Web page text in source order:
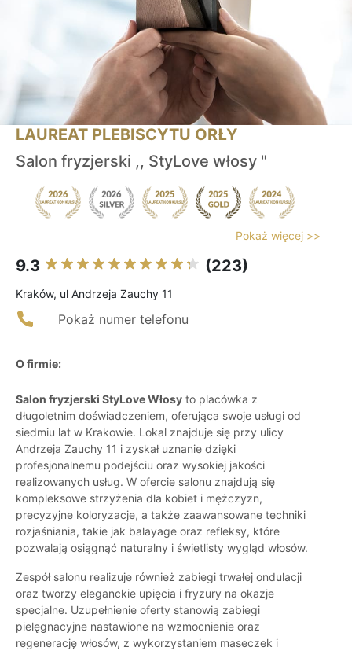
LAUREAT PLEBISCYTU ORŁY
Salon fryzjerski ,, StyLove włosy "
Pokaż więcej >>
9.3 (223)
Kraków, ul Andrzeja Zauchy 11
Pokaż numer telefonu
O firmie:
Salon fryzjerski StyLove Włosy to placówka z
długoletnim doświadczeniem, oferująca swoje usługi od
siedmiu lat w Krakowie. Lokal znajduje się przy ulicy
Andrzeja Zauchy 11 i zyskał uznanie dzięki
profesjonalnemu podejściu oraz wysokiej jakości
realizowanych usług. W ofercie salonu znajdują się
kompleksowe strzyżenia dla kobiet i mężczyzn,
precyzyjne koloryzacje, a także zaawansowane techniki
rozjaśniania, takie jak balayage oraz refleksy, które
pozwalają osiągnąć naturalny i świetlisty wygląd włosów.
Zespół salonu realizuje również zabiegi trwałej ondulacji
oraz tworzy eleganckie upięcia i fryzury na okazje
specjalne. Uzupełnienie oferty stanowią zabiegi
pielęgnacyjne nastawione na wzmocnienie oraz
regenerację włosów, z wykorzystaniem maseczek i